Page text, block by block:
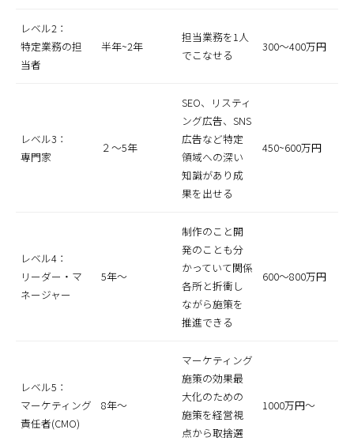
レベル2：
特定業務の担
当者
半年~2年
担当業務を1人
でこなせる
300～400万円
レベル3：
専門家
２～5年
SEO、リスティ
ング広告、SNS
広告など特定
領域への深い
知識があり成
果を出せる
450~600万円
レベル4：
リーダー・マ
ネージャー
5年～
制作のこと開
発のことも分
かっていて関係
各所と折衝し
ながら施策を
推進できる
600～800万円
レベル5：
マーケティング
責任者(CMO)
8年～
マーケティング
施策の効果最
大化のための
施策を経営視
点から取捨選
1000万円～